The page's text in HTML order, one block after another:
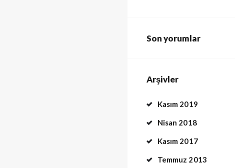
Son yorumlar
Arşivler
Kasım 2019
Nisan 2018
Kasım 2017
Temmuz 2013